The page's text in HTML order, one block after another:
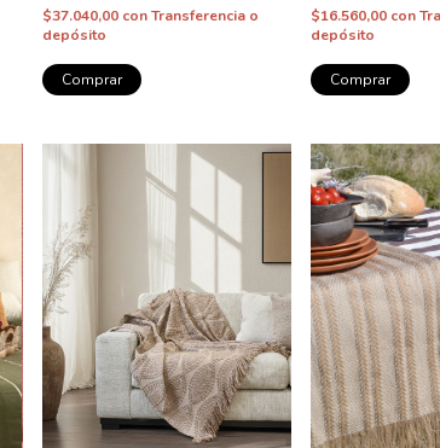
$37.040,00 con Transferencia o
depósito
Comprar
$16.560,00 con
depósito
Comprar